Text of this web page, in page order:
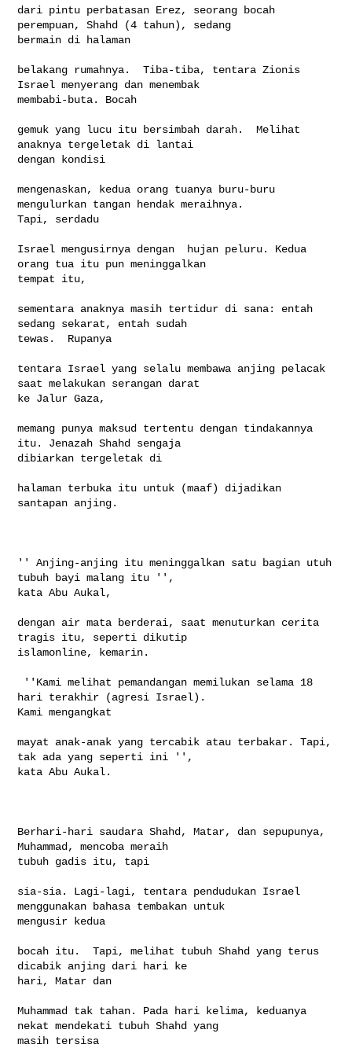
dari pintu perbatasan Erez, seorang bocah
perempuan, Shahd (4 tahun), sedang
bermain di halaman
belakang rumahnya.  Tiba-tiba, tentara Zionis
Israel menyerang dan menembak
membabi-buta. Bocah
gemuk yang lucu itu bersimbah darah.  Melihat
anaknya tergeletak di lantai
dengan kondisi
mengenaskan, kedua orang tuanya buru-buru
mengulurkan tangan hendak meraihnya.
Tapi, serdadu
Israel mengusirnya dengan  hujan peluru. Kedua
orang tua itu pun meninggalkan
tempat itu,
sementara anaknya masih tertidur di sana: entah
sedang sekarat, entah sudah
tewas.  Rupanya
tentara Israel yang selalu membawa anjing pelacak
saat melakukan serangan darat
ke Jalur Gaza,
memang punya maksud tertentu dengan tindakannya
itu. Jenazah Shahd sengaja
dibiarkan tergeletak di
halaman terbuka itu untuk (maaf) dijadikan
santapan anjing.
'' Anjing-anjing itu meninggalkan satu bagian utuh
tubuh bayi malang itu '',
kata Abu Aukal,
dengan air mata berderai, saat menuturkan cerita
tragis itu, seperti dikutip
islamonline, kemarin.
hari terakhir (agresi Israel).
Kami mengangkat
mayat anak-anak yang tercabik atau terbakar. Tapi,
tak ada yang seperti ini '',
kata Abu Aukal.
Berhari-hari saudara Shahd, Matar, dan sepupunya,
Muhammad, mencoba meraih
tubuh gadis itu, tapi
sia-sia. Lagi-lagi, tentara pendudukan Israel
menggunakan bahasa tembakan untuk
mengusir kedua
bocah itu.  Tapi, melihat tubuh Shahd yang terus
dicabik anjing dari hari ke
hari, Matar dan
Muhammad tak tahan. Pada hari kelima, keduanya
nekat mendekati tubuh Shahd yang
masih tersisa